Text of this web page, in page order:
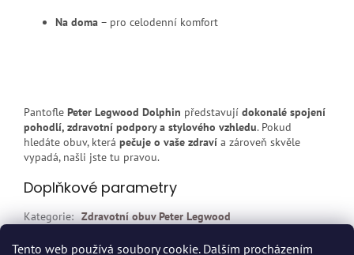
Tento web používá soubory cookie. Dalším procházením
Na doma – pro celodenní komfort
Pantofle Peter Legwood Dolphin představují dokonalé spojení
pohodlí, zdravotní podpory a stylového vzhledu. Pokud
hledáte obuv, která pečuje o vaše zdraví a zároveň skvěle
vypadá, našli jste tu pravou.
Doplňkové parametry
Kategorie: Zdravotní obuv Peter Legwood